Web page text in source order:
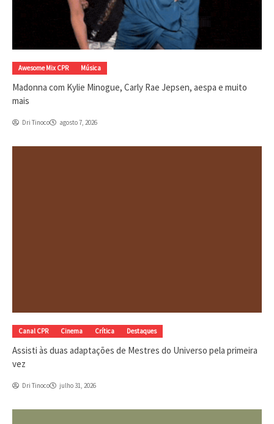
Awesome Mix CPR Música
Madonna com Kylie Minogue, Carly Rae Jepsen, aespa e muito
mais
Dri Tinoco agosto 7, 2026
Canal CPR Cinema Crítica Destaques
Assisti às duas adaptações de Mestres do Universo pela primeira
vez
Dri Tinoco julho 31, 2026